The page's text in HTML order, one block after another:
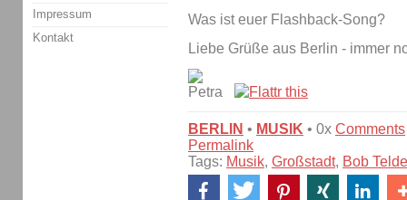
Was ist euer Flashback-Song?
Liebe Grüße aus Berlin - immer
BERLIN • MUSIK • 0x Comments
Permalink
Tags: Musik, Großstadt, Bob
Impressum
Kontakt